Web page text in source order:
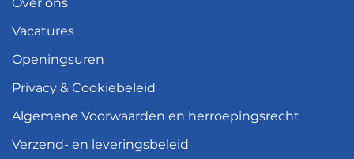
Vacatures
Openingsuren
Privacy & Cookiebeleid
Algemene Voorwaarden en herroepingsrecht
Verzend- en leveringsbeleid